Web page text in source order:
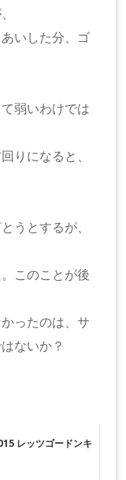
いした分、ゴ
弱いわけでは
りになると、
うとするが、
このことが後
ったのは、サ
ないか？
レッツゴードンキ